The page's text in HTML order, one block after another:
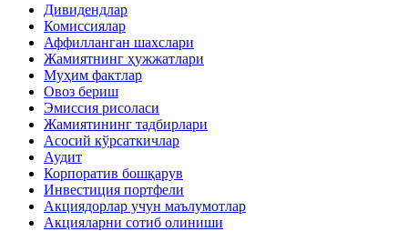
Дивидендлар
Комиссиялар
Аффилланган шахслари
Жамиятнинг ҳужжатлари
Муҳим фактлар
Овоз бериш
Эмиссия рисоласи
Жамиятининг тадбирлари
Асосий кўрсаткичлар
Аудит
Корпоратив бошқарув
Инвестиция портфели
Акциядорлар учун маълумотлар
Акцияларни сотиб олиниши